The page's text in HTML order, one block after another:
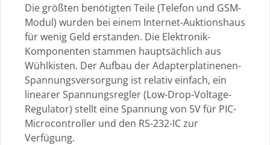
Die größten benötigten Teile (Telefon und GSM-
Modul) wurden bei einem Internet-Auktionshaus
für wenig Geld erstanden. Die Elektronik-
Komponenten stammen hauptsächlich aus
Wühlkisten. Der Aufbau der Adapterplatinenen-
Spannungsversorgung ist relativ einfach, ein
linearer Spannungsregler (Low-Drop-Voltage-
Regulator) stellt eine Spannung von 5V für PIC-
Microcontroller und den RS-232-IC zur
Verfügung.